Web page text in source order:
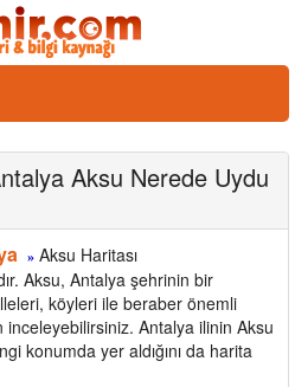
Aksu Nerede Uydu
» Aksu Haritası
Aksu, Antalya şehrinin bir
köyleri ile beraber önemli
inceleyebilirsiniz. Antalya ilinin Aksu
konumda yer aldığını da harita